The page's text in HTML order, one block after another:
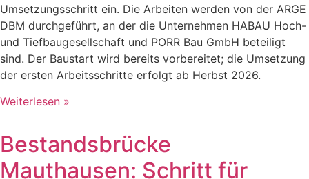
Umsetzungsschritt ein. Die Arbeiten werden von der ARGE
DBM durchgeführt, an der die Unternehmen HABAU Hoch-
und Tiefbaugesellschaft und PORR Bau GmbH beteiligt
sind. Der Baustart wird bereits vorbereitet; die Umsetzung
der ersten Arbeitsschritte erfolgt ab Herbst 2026.
Weiterlesen »
Bestandsbrücke
Mauthausen: Schritt für